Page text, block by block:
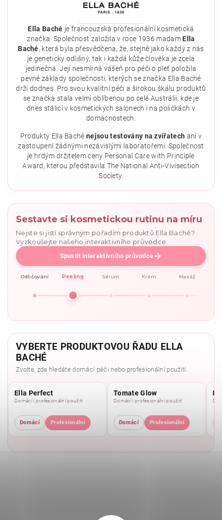
Vložením hodnocení souhlasíte sezásadami ochrany
Ella Baché je francouzská profesionální kosmetická
značka. Společnost založila v roce 1936 madam Ella
Baché, která byla přesvědčena, že, stejně jako každý z nás
je geneticky odlišný, tak i každá kůže člověka je zcela
jedinečná. Její nesmírná vášeň pro péči o pleť položila
pevné základy společnosti, kterých se značka Ella Baché
drží dodnes. Pro svou kvalitní péči a širokou škálu produktů
se značka stala velmi oblíbenou po celé Austrálii, kde je
dnes stálicí v kosmetických salonech i na poličkách v
domácnostech.
Produkty Ella Bachénejsou testovány na zvířatech ani v
zastoupení žádnými nezávislými laboratořemi. Společnost
je hrdým držitelem ceny Personal Care with Principle
Award, kterou představila The National Anti-Vivisection
Society.
Sestavte si kosmetickou rutinu na míru
Nejste si jistí správným pořadím produktů Ella Baché?
Vyzkoušejte našeho interaktivního průvodce.
Spustit interaktivního průvodce
Odličování Peeling Sérum Krém Masáž
VYBERTE PRODUKTOVOU ŘADU ELLA
BACHÉ
Zvolte, zda hledáte domácí péči nebo profesionální použití.
Ella Perfect
Domácí i profesionální použití
Domácí Profesionální
Tomate Glow
Domácí i profesionální použití
Domácí Profesionální